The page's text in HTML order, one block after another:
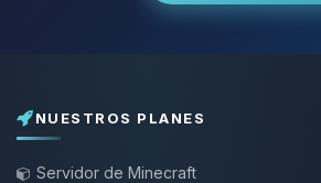
NUESTROS PLANES
Servidor de Minecraft